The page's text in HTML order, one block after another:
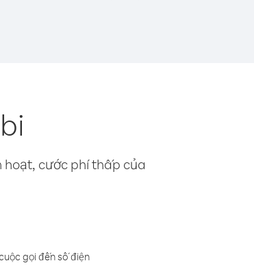
hoạt, cước phí thấp của
gọi đến số điện